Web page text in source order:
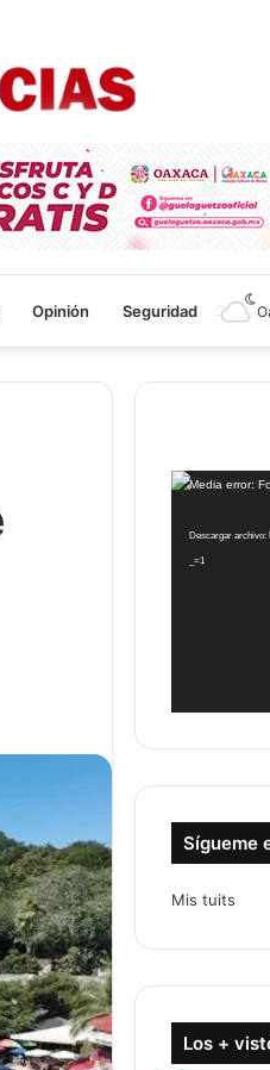
Opinión Seguridad
Reproductor
vídeo
Media error:
Descargar archivo:
_=1
Sígueme
Mis tuits
Los +